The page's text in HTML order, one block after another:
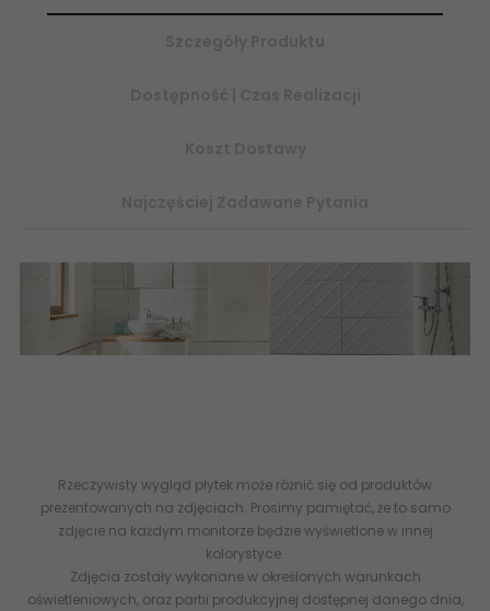
Rzeczywisty wygląd płytek może różnić się od produktów
prezentowanych na zdjęciach. Prosimy pamiętać, że to samo
zdjęcie na każdym monitorze będzie wyświetlone w innej
kolorystyce.
Zdjęcia zostały wykonane w określonych warunkach
oświetleniowych, oraz partii produkcyjnej dostępnej danego dnia,